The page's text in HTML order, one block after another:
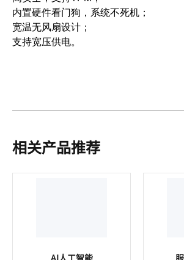
内置硬件看门狗，系统不死机；
宽温无风扇设计；
支持宽压供电。
相关产品推荐
AI人工智能